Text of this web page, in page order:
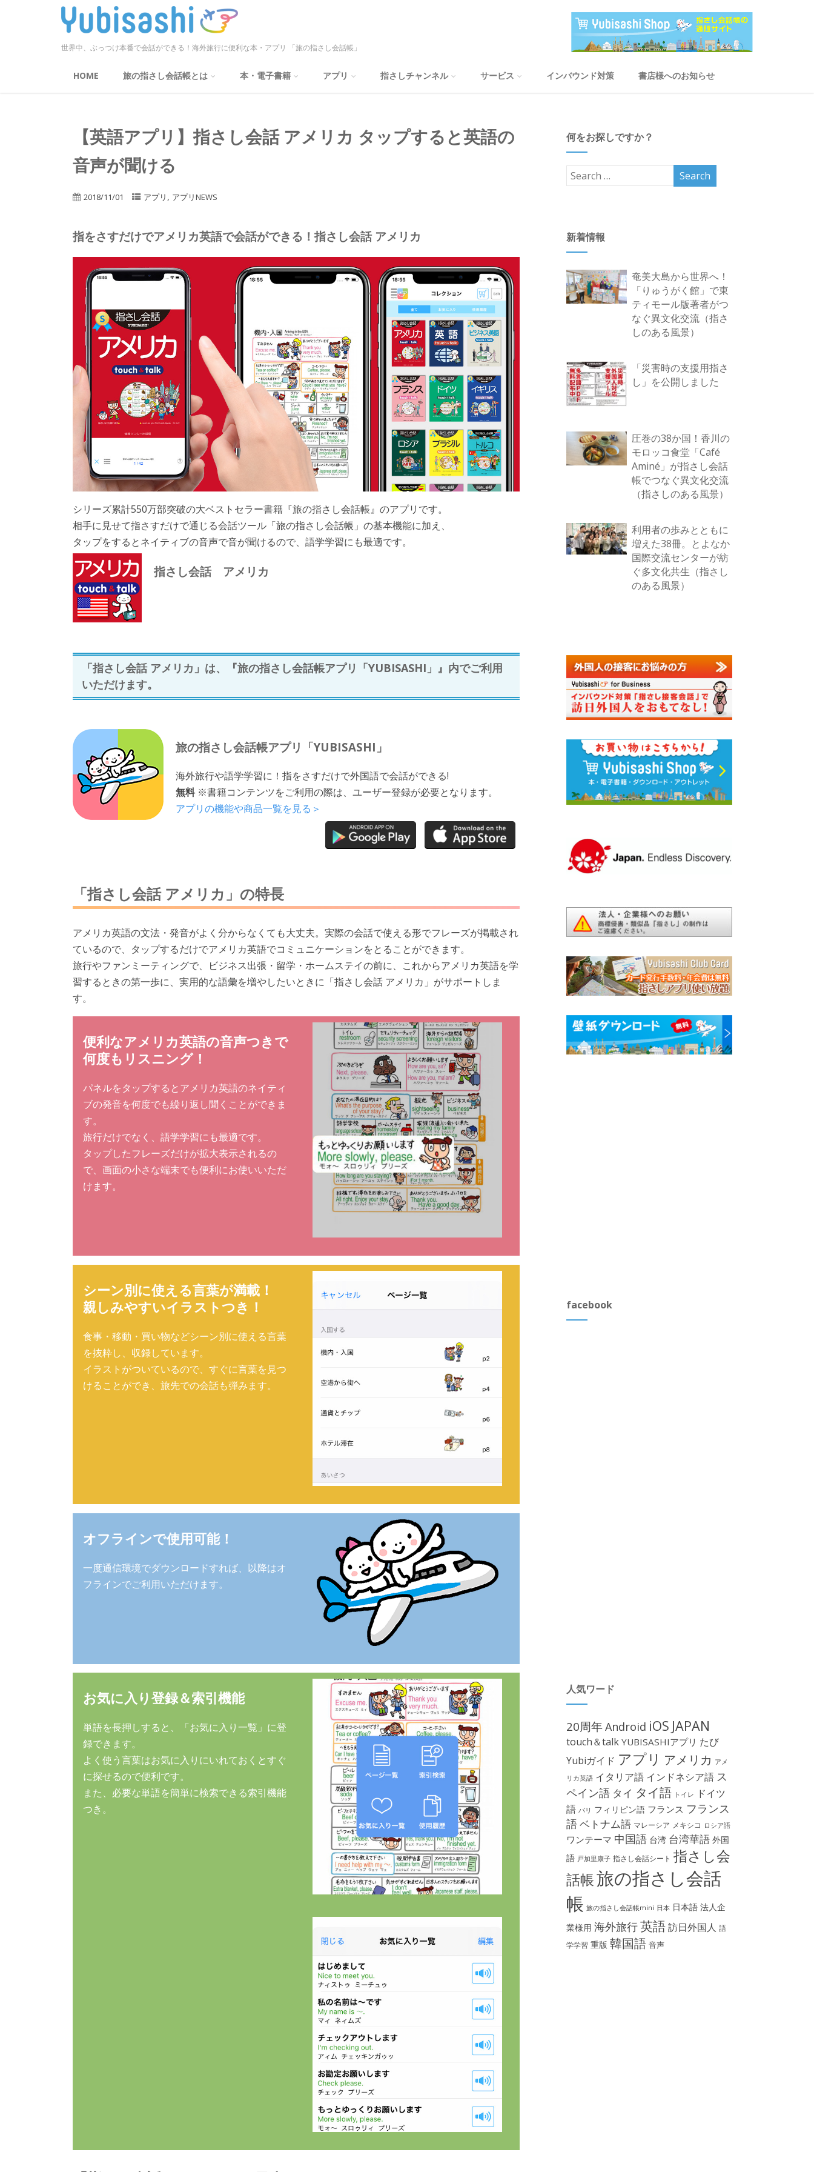
世界中、ぶっつけ本番で会話ができる！海外旅行に便利な本・アプリ 「旅の指さし会話帳」
HOME 旅の指さし会話帳とは 本・電子書籍 アプリ 指さしチャンネル サービス インバウンド対策 書店様へのお知らせ
【英語アプリ】指さし会話 アメリカ タップすると英語の
音声が聞ける
2018/11/01 アプリ , アプリNEWS
指をさすだけでアメリカ英語で会話ができる！指さし会話 アメリカ
シリーズ累計550万部突破の大ベストセラー書籍『旅の指さし会話帳』のアプリです。
相手に見せて指さすだけで通じる会話ツール「旅の指さし会話帳」の基本機能に加え、
タップをするとネイティブの音声で音が聞けるので、語学学習にも最適です。
指さし会話 アメリカ
「指さし会話 アメリカ」は、『旅の指さし会話帳アプリ「YUBISASHI」』内でご利用
いただけます。
旅の指さし会話帳アプリ「YUBISASHI」
海外旅行や語学学習に！指をさすだけで外国語で会話ができる!
無料※書籍コンテンツをご利用の際は、ユーザー登録が必要となります。
アプリの機能や商品一覧を見る＞
「指さし会話 アメリカ」の特長
アメリカ英語の文法・発音がよく分からなくても大丈夫。実際の会話で使える形でフレーズが掲載され
ているので、タップするだけでアメリカ英語でコミュニケーションをとることができます。
旅行やファンミーティングで、ビジネス出張・留学・ホームステイの前に、これからアメリカ英語を学
習するときの第一歩に、実用的な語彙を増やしたいときに「指さし会話 アメリカ」がサポートしま
す。
便利なアメリカ英語の音声つきで
何度もリスニング！
パネルをタップするとアメリカ英語のネイティ
ブの発音を何度でも繰り返し聞くことができま
す。
旅行だけでなく、語学学習にも最適です。
タップしたフレーズだけが拡大表示されるの
で、画面の小さな端末でも便利にお使いいただ
けます。
シーン別に使える言葉が満載！
親しみやすいイラストつき！
食事・移動・買い物などシーン別に使える言葉
を抜粋し、収録しています。
イラストがついているので、すぐに言葉を見つ
けることができ、旅先での会話も弾みます。
オフラインで使用可能！
一度通信環境でダウンロードすれば、以降はオ
フラインでご利用いただけます。
お気に入り登録＆索引機能
単語を長押しすると、「お気に入り一覧」に登
録できます。
よく使う言葉はお気に入りにいれておくとすぐ
に探せるので便利です。
また、必要な単語を簡単に検索できる索引機能
つき。
何をお探しですか？
新着情報
奄美大島から世界へ！
「りゅうがく館」で東
ティモール版著者がつ
なぐ異文化交流（指さ
しのある風景）
「災害時の支援用指さ
し」を公開しました
圧巻の38か国！香川の
モロッコ食堂「Café
Aminé」が指さし会話
帳でつなぐ異文化交流
（指さしのある風景）
利用者の歩みとともに
増えた38冊。とよなか
国際交流センターが紡
ぐ多文化共生（指さし
のある風景）
facebook
人気ワード
20周年Android iOS JAPAN
touch＆talk YUBISASHIアプリ たび
Yubiガイド アプリ アメリカ アメ
リカ英語 イタリア語 インドネシア語 ス
ペイン語 タイ タイ語 トイレ
ドイツ
語 パリ フィリピン語 フランス フランス
語ベトナム語 マレーシア メキシコ ロシア語
ワンテーマ 中国語 台湾 台湾華語 外国
語 戸加里康子 指さし会話シート 指さし会
話帳旅の指さし会話
帳 旅の指さし会話帳mini 日本 日本語 法人企
業様用 海外旅行英語訪日外国人 語
学学習 重版 韓国語 音声